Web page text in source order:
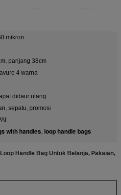
mikron
panjang 38cm
4 warna
didaur ulang
sepatu, promosi
with handles, loop handle bags
Handle Bag Untuk Belanja, Pakaian,